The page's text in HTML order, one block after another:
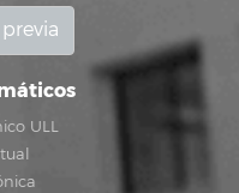
ULL